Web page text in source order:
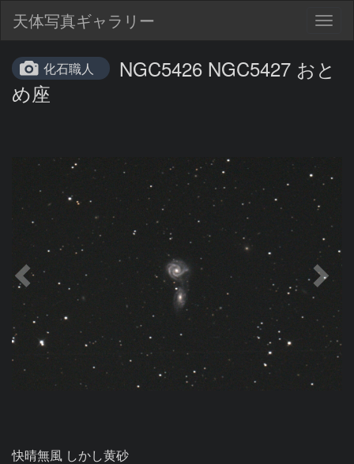
天体写真ギャラリー
化石職人
NGC5426 NGC5427 おと
め座
快晴無風 しかし黄砂